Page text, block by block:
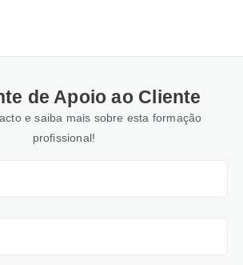
de Apoio ao Cliente
e saiba mais sobre esta formação
profissional!